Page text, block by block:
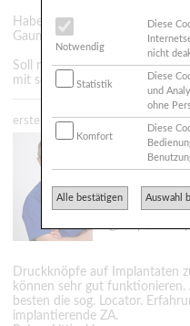
Habe nun Prothese im OK
Gaumenplatte.
Soll nun Beratung über
mit solcher Erfahrung.
erstellt: 28.12.2010 - 14:54
Zahnarzt
Dr. Littinski
39108
Druckknöpfe auf Implantaten
können sehr gut funktionieren.
besten die sog. Locator.
implantierende ZA.
Notwendig
Diese
nicht
Statistik
Diese
und
ohne
Komfort
Diese
Alle bestätigen Auswahl